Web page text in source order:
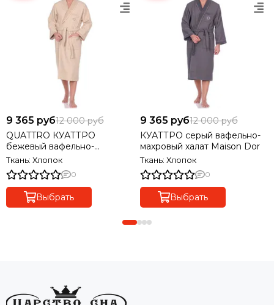
9 365 руб12 000 руб
QUATTRO КУАТТРО
бежевый вафельно-
махровый халат Maison Dor
Турция
Ткань: Хлопок
0
Выбрать
9 365 руб12 000 руб
КУАТТРО серый вафельно-
махровый халат Maison Dor
Ткань: Хлопок
0
Выбрать